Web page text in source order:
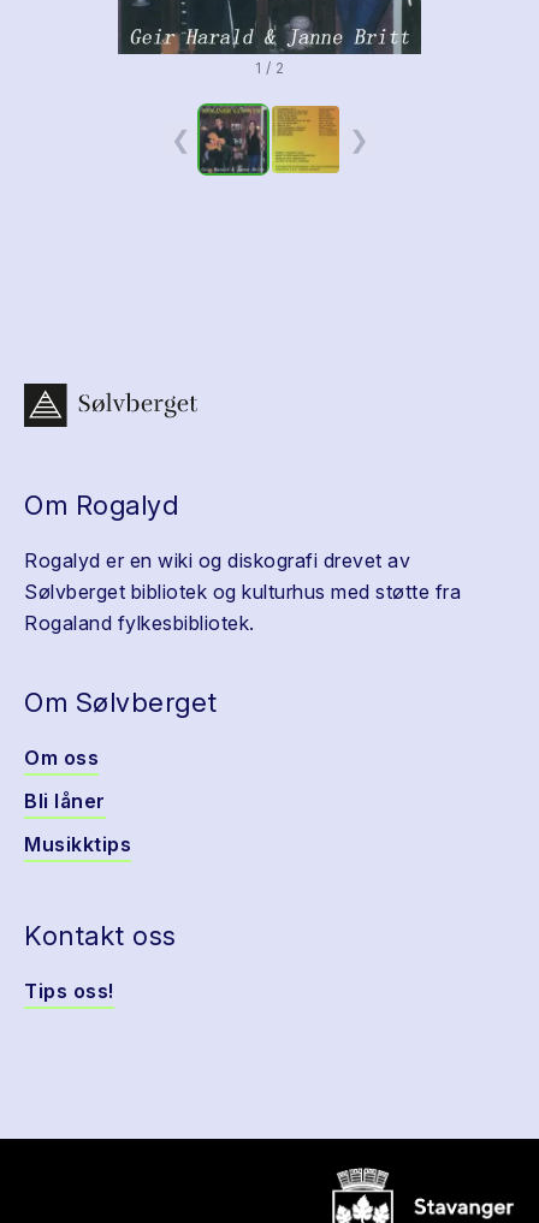
1 / 2
❮ ❯
Om Rogalyd
Rogalyd er en wiki og diskografi drevet av
Sølvberget bibliotek og kulturhus med støtte fra
Rogaland fylkesbibliotek.
Om Sølvberget
Om oss
Bli låner
Musikktips
Kontakt oss
Tips oss!